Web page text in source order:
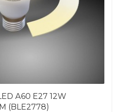
А60 Е27 12W
(BLE2778)